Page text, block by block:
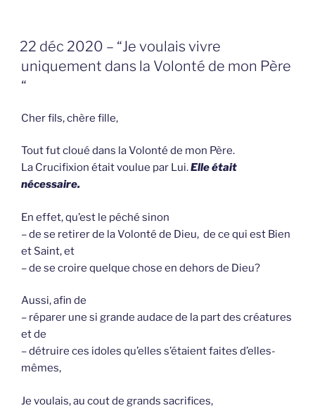
GEPLAATST
OP
22 déc 2020 – “Je voulais vivre
uniquement dans la Volonté de mon Père
“
Cher fils, chère fille,
Tout fut cloué dans la Volonté de mon Père.
La Crucifixion était voulue par Lui.Elle était
nécessaire.
En effet, qu’est le péché sinon
– de se retirer de la Volonté de Dieu, de ce qui est Bien
et Saint, et
– de se croire quelque chose en dehors de Dieu?
Aussi, afin de
– réparer une si grande audace de la part des créatures
et de
– détruire ces idoles qu’elles s’étaient faites d’elles-
mêmes,
Je voulais, au cout de grands sacrifices,